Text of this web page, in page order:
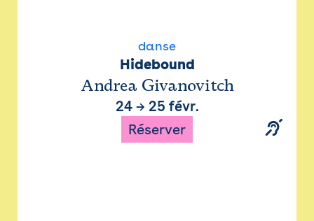
danse
Hidebound
Andrea Givanovitch
24→ 25 févr.
Réserver